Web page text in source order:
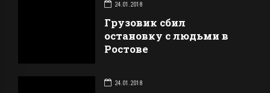
24.01.2018
Грузовик сбил
остановку с людьми в
Ростове
24.01.2018